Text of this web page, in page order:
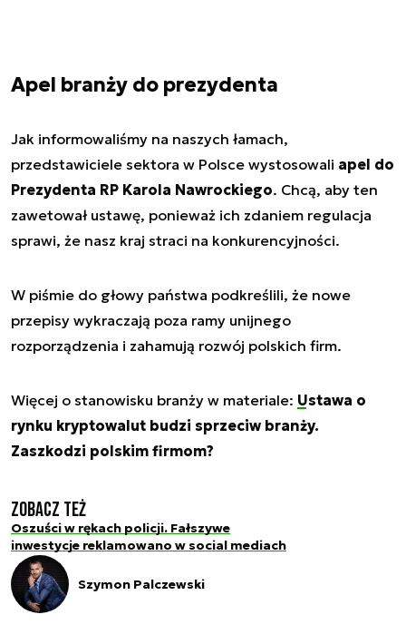
Apel branży do prezydenta
Jak informowaliśmy na naszych łamach,
przedstawiciele sektora w Polsce wystosowali apel do
Prezydenta RP Karola Nawrockiego. Chcą, aby ten
zawetował ustawę, ponieważ ich zdaniem regulacja
sprawi, że nasz kraj straci na konkurencyjności.
W piśmie do głowy państwa podkreślili, że nowe
przepisy wykraczają poza ramy unijnego
rozporządzenia i zahamują rozwój polskich firm.
Więcej o stanowisku branży w materiale: Ustawa o
rynku kryptowalut budzi sprzeciw branży.
Zaszkodzi polskim firmom?
Zobacz też
Oszuści w rękach policji. Fałszywe
inwestycje reklamowano w social mediach
Szymon Palczewski